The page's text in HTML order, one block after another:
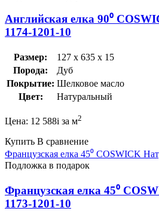
Английская елка 90⁰
1174-1201-10
Размер:
127 x 635 x 15
Порода:
Дуб
Покрытие: Шелковое масло
Цвет:
Натуральный
Цена: 12 588i за м2
Купить В сравнение
Французская елка 45⁰ COSWICK
Подложка в подарок
Французская елка 45⁰
1173-1201-10